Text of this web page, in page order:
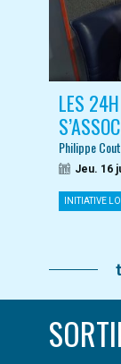
LES
Philippe
Jeu. 16
INITIATIVE